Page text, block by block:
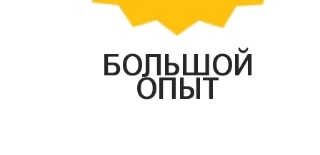
БОЛЬШОЙ
ОПЫТ